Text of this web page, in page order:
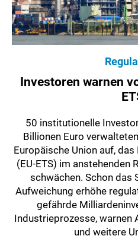
Investoren warnen
50 institutionelle
Billionen Euro
Europäische Union auf,
(EU-ETS) im anstehenden
schwächen. Schon das
Aufweichung erhöhe
gefährde
Industrieprozesse, warnen
und weitere